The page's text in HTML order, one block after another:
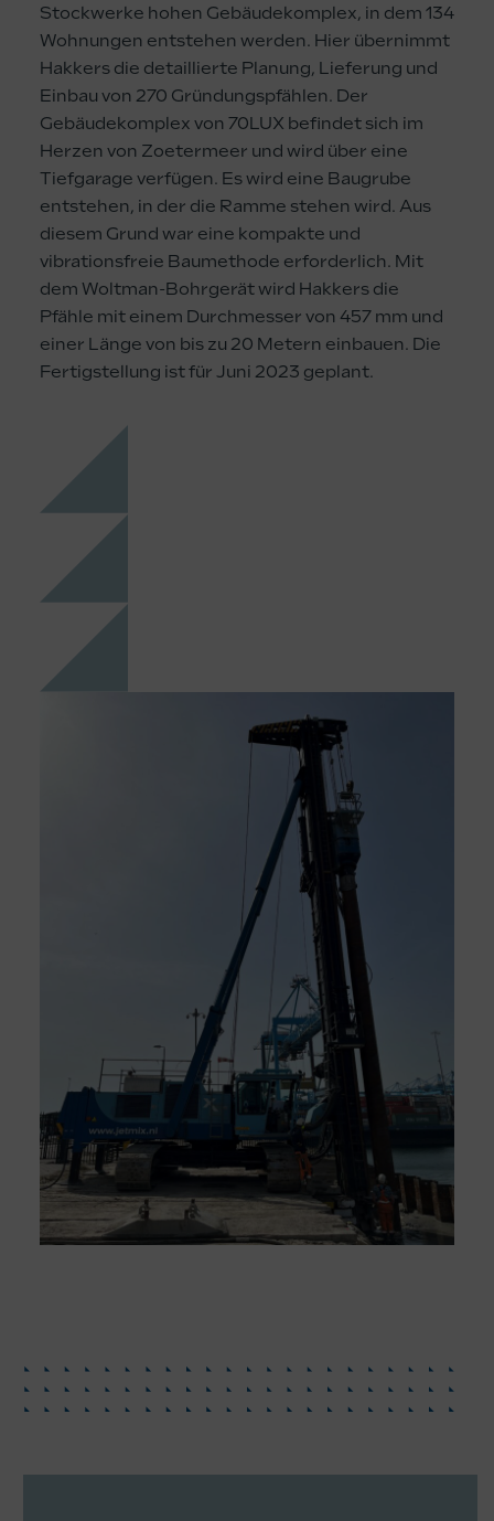
Stockwerke hohen Gebäudekomplex, in dem 134
Wohnungen entstehen werden. Hier übernimmt
Hakkers die detaillierte Planung, Lieferung und
Einbau von 270 Gründungspfählen. Der
Gebäudekomplex von 70LUX befindet sich im
Herzen von Zoetermeer und wird über eine
Tiefgarage verfügen. Es wird eine Baugrube
entstehen, in der die Ramme stehen wird. Aus
diesem Grund war eine kompakte und
vibrationsfreie Baumethode erforderlich. Mit
dem Woltman-Bohrgerät wird Hakkers die
Pfähle mit einem Durchmesser von 457 mm und
einer Länge von bis zu 20 Metern einbauen. Die
Fertigstellung ist für Juni 2023 geplant.